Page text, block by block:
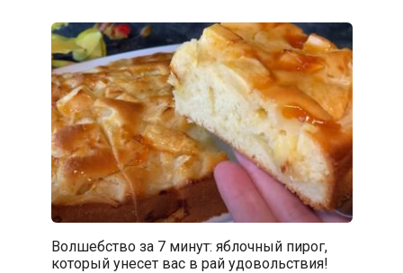
Волшебство за 7 минут: яблочный пирог,
который унесет вас в рай удовольствия!